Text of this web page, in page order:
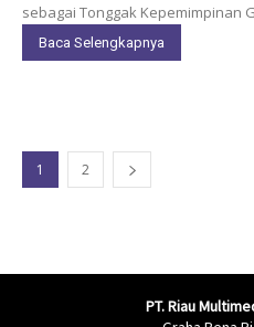
sebagai Tonggak Kepemimpinan
Baca Selengkapnya
1 2
PT. Riau